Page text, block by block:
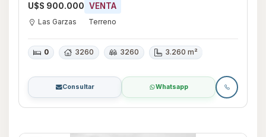
U$S 900.000 VENTA
Las Garzas Terreno
0 3260 3260 3.260 m²
Consultar Whatsapp